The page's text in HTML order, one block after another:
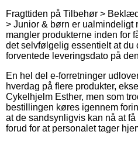
Fragttiden på Tilbehør >
> Junior & børn er ualmindeligt
mangler produkterne inden for
det selvfølgelig essentielt at du
forventede leveringsdato på
En hel del e-forretninger
hverdag på flere produkter,
Cykelhjelm Esther, men som
bestillingen køres igennem
at de sandsynligvis kan nå at
forud for at personalet tager